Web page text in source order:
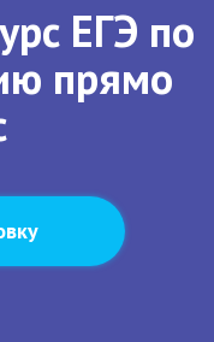
ЕГЭ по
прямо